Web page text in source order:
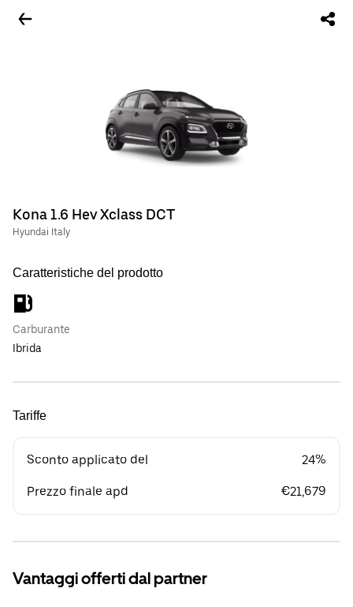
Kona 1.6 Hev Xclass DCT
Hyundai Italy
Caratteristiche del prodotto
Carburante
Ibrida
Tariffe
Sconto applicato del 24%
Prezzo finale apd €21,679
Vantaggi offerti dal partner